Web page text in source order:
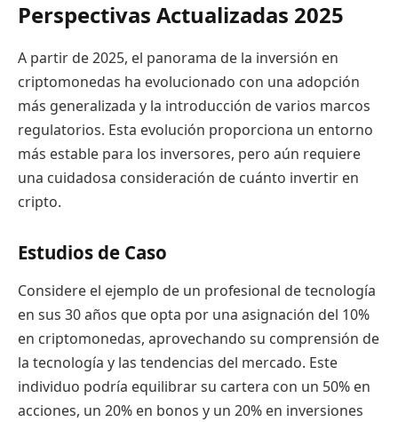
Perspectivas Actualizadas 2025
A partir de 2025, el panorama de la inversión en
criptomonedas ha evolucionado con una adopción
más generalizada y la introducción de varios marcos
regulatorios. Esta evolución proporciona un entorno
más estable para los inversores, pero aún requiere
una cuidadosa consideración de cuánto invertir en
cripto.
Estudios de Caso
Considere el ejemplo de un profesional de tecnología
en sus 30 años que opta por una asignación del 10%
en criptomonedas, aprovechando su comprensión de
la tecnología y las tendencias del mercado. Este
individuo podría equilibrar su cartera con un 50% en
acciones, un 20% en bonos y un 20% en inversiones